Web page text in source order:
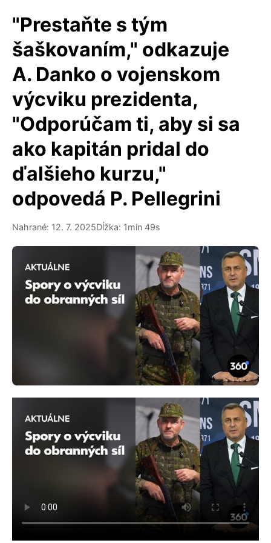
"Prestaňte s tým
šaškovaním," odkazuje
A. Danko o vojenskom
výcviku prezidenta,
"Odporúčam ti, aby si sa
ako kapitán pridal do
ďalšieho kurzu,"
odpovedá P. Pellegrini
Nahrané: 12. 7. 2025Dĺžka: 1min 49s